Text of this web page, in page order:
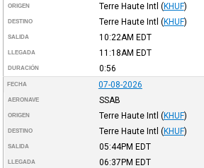
ORIGEN Terre Haute Intl (KHUF)
DESTINO Terre Haute Intl (KHUF)
SALIDA 10:22AM EDT
LLEGADA 11:18AM EDT
DURACIÓN 0:56
FECHA 07-08-2026
AERONAVE SSAB
ORIGEN Terre Haute Intl (KHUF)
DESTINO Terre Haute Intl (KHUF)
SALIDA 05:44PM EDT
LLEGADA 06:37PM EDT